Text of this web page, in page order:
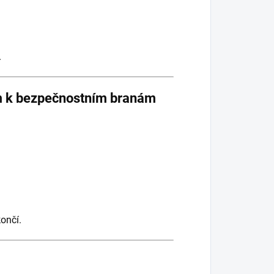
bezpečnostním branám